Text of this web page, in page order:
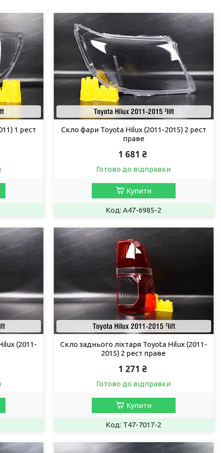
1 рест
Скло фари Toyota Hilux (2011-2015) 2 рест
праве
1 681 ₴
Готово до відправки
Купити
A47-6985-2
(2011-
Скло заднього ліхтаря Toyota Hilux (2011-
2015) 2 рест праве
1 271 ₴
Готово до відправки
Купити
T47-7017-2